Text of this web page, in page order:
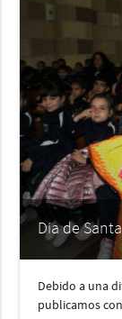
Día de
Debido a una
publicamos